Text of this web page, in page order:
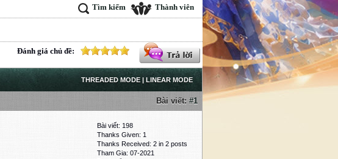
Tìm kiếm Thành viên
Đánh giá chủ đề:
THREADED MODE | LINEAR MODE
Bài viết: #1
Bài viết: 198
Thanks Given: 1
Thanks Received: 2 in 2 posts
Tham Gia: 07-2021